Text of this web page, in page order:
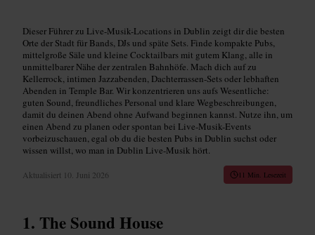
Dieser Führer zu Live-Musik-Locations in Dublin zeigt dir die besten
Orte der Stadt für Bands, DJs und späte Sets. Finde kompakte Pubs,
mittelgroße Säle und kleine Cocktailbars mit gutem Klang, alle in
unmittelbarer Nähe der zentralen Bahnhöfe. Mach dich auf zu
Kellerrock, intimen Jazzabenden, Dachterrassen-Sets oder lebhaften
Abenden in Temple Bar. Wir konzentrieren uns aufs Wesentliche:
guten Sound, freundliches Personal und klare Wegbeschreibungen,
damit du deinen Abend ohne Aufwand beginnen kannst. Nutze ihn, um
einen Abend zu planen oder spontan bei Live-Musik-Events
vorbeizuschauen, egal ob du die besten Pubs in Dublin suchst oder
wissen willst, wo man in Dublin Live-Musik hört.
Aktualisiert 10. Juni 2026 11 Min. Lesezeit
The Sound House